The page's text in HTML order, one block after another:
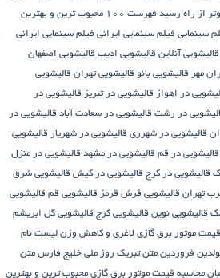
از راه رسید
فهرست ۱۰۰ محبوب ترین و بهترین
سینمایی فیلم سینمایی ایرانی فیلم سینمایی ایرانی
قالیشویی آنلاین قالیشویی ادیب قالیشویی اصفهان
مهر قالیشویی بانو قالیشویی تهران قالیشویی
در اهواز قالیشویی در تبریز قالیشویی در
در رشت قالیشویی در سعادت آباد قالیشویی در
قالیشویی در شهرری قالیشویی در شهریار قالیشویی
قالیشویی در قم قالیشویی در مشهد قالیشویی در منزل
قالیشویی در کرج قالیشویی در کیش قالیشویی شرق
تهران قالیشویی فرش قرمز قالیشویی قم قالیشویی
قالیشویی نوین قالیشویی کرج قالیشویی گل ابریشم
قیمت موتور برق گازی لاغری و کاهش وزن لیست نام
فروردین متن تبریک روز ملی خلیج فارس متن
محاسبه قیمت موتور برق گازی محبوب ترین و بهترین